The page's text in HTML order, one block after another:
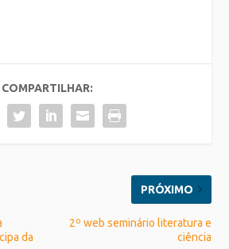
COMPARTILHAR:
da
PRÓXIMO
2º web seminário literatura e
ciência